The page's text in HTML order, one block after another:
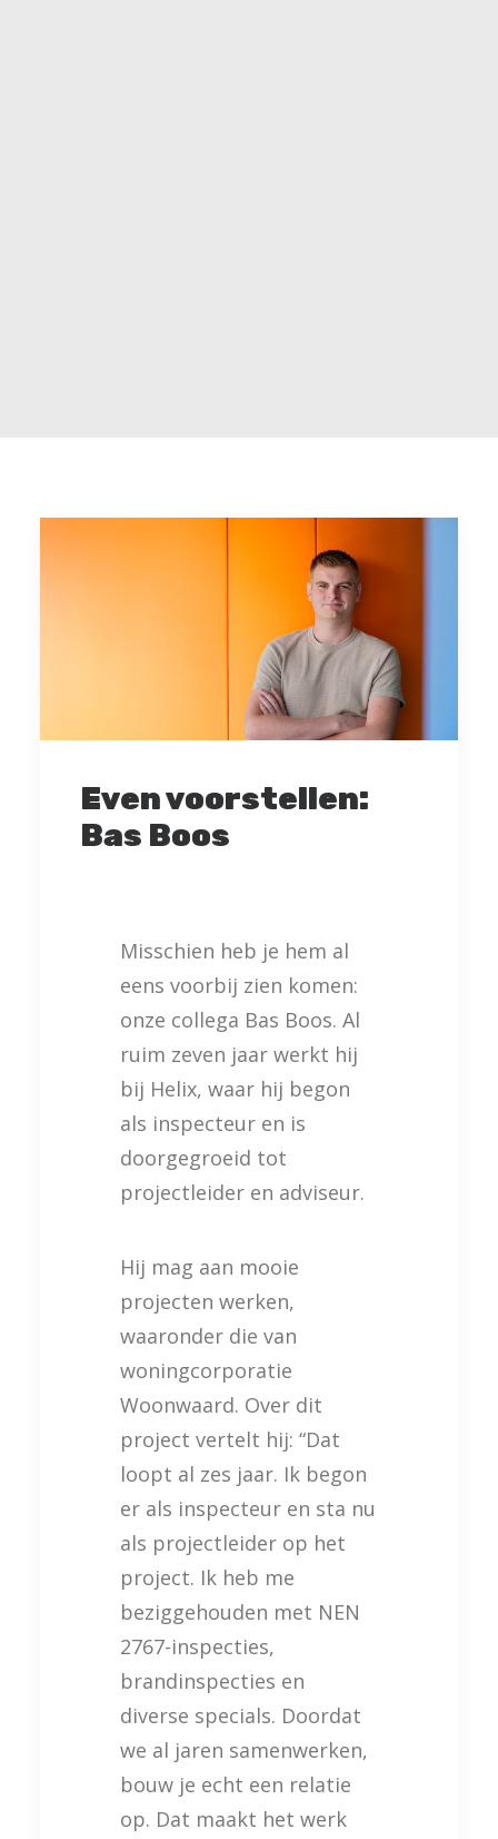
Even voorstellen:
Bas Boos
Misschien heb je hem al
eens voorbij zien komen:
onze collega Bas Boos. Al
ruim zeven jaar werkt hij
bij Helix, waar hij begon
als inspecteur en is
doorgegroeid tot
projectleider en adviseur.
Hij mag aan mooie
projecten werken,
waaronder die van
woningcorporatie
Woonwaard. Over dit
project vertelt hij: “Dat
loopt al zes jaar. Ik begon
er als inspecteur en sta nu
als projectleider op het
project. Ik heb me
beziggehouden met NEN
2767-inspecties,
brandinspecties en
diverse specials. Doordat
we al jaren samenwerken,
bouw je echt een relatie
op. Dat maakt het werk